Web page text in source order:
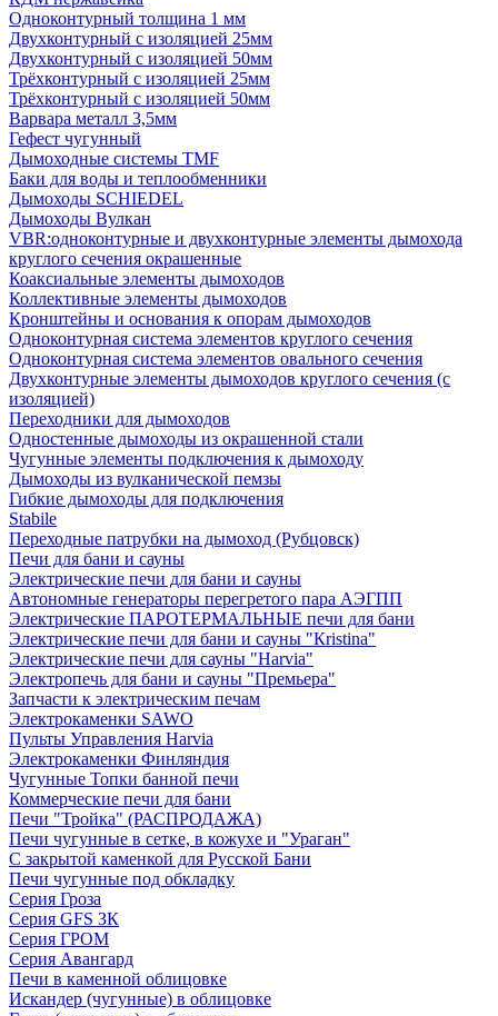
Одноконтурный толщина 1 мм
Двухконтурный с изоляцией 25мм
Двухконтурный с изоляцией 50мм
Трёхконтурный с изоляцией 25мм
Трёхконтурный с изоляцией 50мм
Варвара металл 3,5мм
Гефест чугунный
Дымоходные системы TMF
Баки для воды и теплообменники
Дымоходы SCHIEDEL
Дымоходы Вулкан
VBR:одноконтурные и двухконтурные элементы дымохода
круглого сечения окрашенные
Коаксиальные элементы дымоходов
Коллективные элементы дымоходов
Кронштейны и основания к опорам дымоходов
Одноконтурная система элементов круглого сечения
Одноконтурная система элементов овального сечения
Двухконтурные элементы дымоходов круглого сечения (с
изоляцией)
Переходники для дымоходов
Одностенные дымоходы из окрашенной стали
Чугунные элементы подключения к дымоходу
Дымоходы из вулканической пемзы
Гибкие дымоходы для подключения
Stabile
Переходные патрубки на дымоход (Рубцовск)
Печи для бани и сауны
Электрические печи для бани и сауны
Автономные генераторы перегретого пара АЭГПП
Электрические ПАРОТЕРМАЛЬНЫЕ печи для бани
Электрические печи для бани и сауны "Кristina"
Электрические печи для сауны "Harvia"
Электропечь для бани и сауны "Премьера"
Запчасти к электрическим печам
Электрокаменки SAWO
Пульты Управления Harvia
Электрокаменки Финляндия
Чугунные Топки банной печи
Коммерческие печи для бани
Печи "Тройка" (РАСПРОДАЖА)
Печи чугунные в сетке, в кожухе и "Ураган"
С закрытой каменкой для Русской Бани
Печи чугунные под обкладку
Серия Гроза
Серия GFS ЗК
Серия ГРОМ
Серия Авангард
Печи в каменной облицовке
Искандер (чугунные) в облицовке